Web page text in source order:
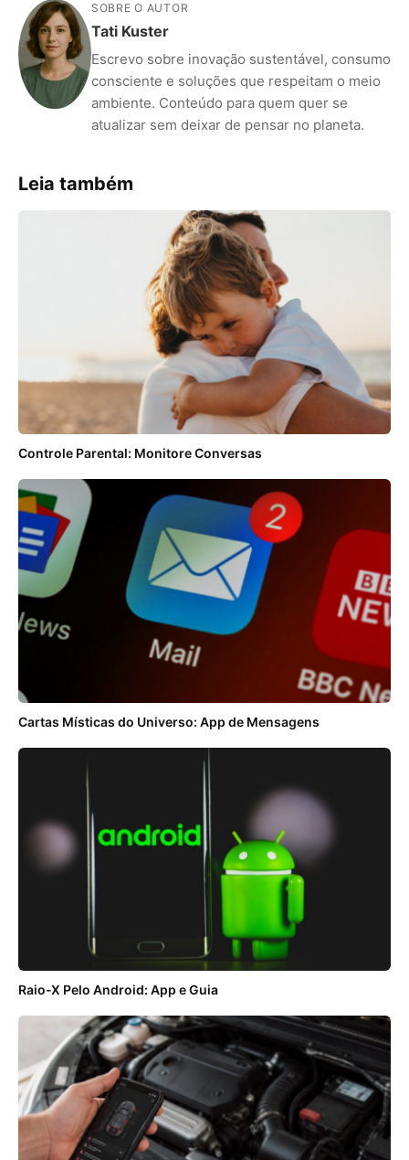
SOBRE O AUTOR
Tati Kuster
Escrevo sobre inovação sustentável, consumo
consciente e soluções que respeitam o meio
ambiente. Conteúdo para quem quer se
atualizar sem deixar de pensar no planeta.
Leia também
Controle Parental: Monitore Conversas
Cartas Místicas do Universo: App de Mensagens
Raio-X Pelo Android: App e Guia